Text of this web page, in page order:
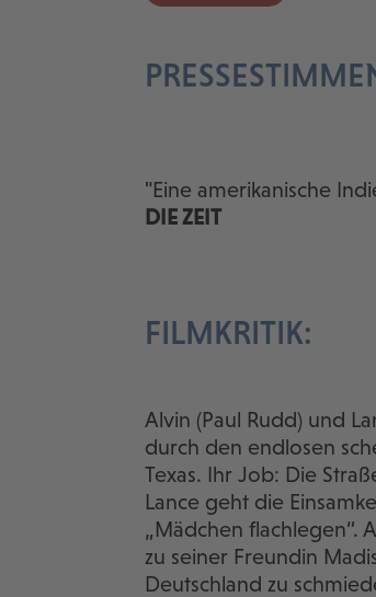
"Eine amerikanische
DIE ZEIT
FILMKRITIK:
Alvin (Paul Rudd) und
durch den endlosen
Texas. Ihr Job: Die
Lance geht die
„Mädchen flachlegen“.
zu seiner Freundin
Deutschland zu